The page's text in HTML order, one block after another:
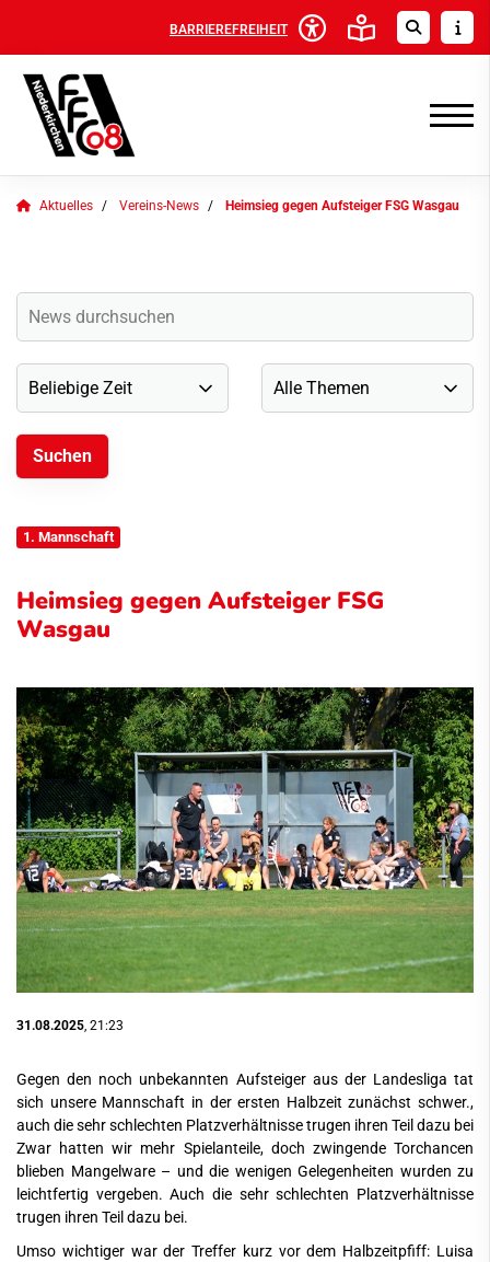
BARRIEREFREIHEIT
Aktuelles Vereins-News Heimsieg gegen Aufsteiger FSG Wasgau
1. Mannschaft
Heimsieg gegen Aufsteiger FSG
Wasgau
31.08.2025 , 21:23
Gegen den noch unbekannten Aufsteiger aus der Landesliga tat
sich unsere Mannschaft in der ersten Halbzeit zunächst schwer.,
auch die sehr schlechten Platzverhältnisse trugen ihren Teil dazu bei
Zwar hatten wir mehr Spielanteile, doch zwingende Torchancen
blieben Mangelware – und die wenigen Gelegenheiten wurden zu
leichtfertig vergeben. Auch die sehr schlechten Platzverhältnisse
trugen ihren Teil dazu bei.
Umso wichtiger war der Treffer kurz vor dem Halbzeitpfiff: Luisa